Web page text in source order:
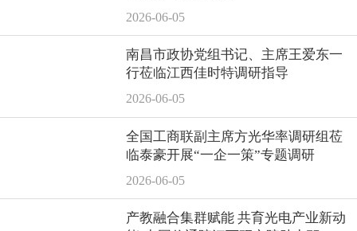
2026-06-05
南昌市政协党组书记、主席王爱东一
行莅临江西佳时特调研指导
2026-06-05
全国工商联副主席方光华率调研组莅
临泰豪开展“一企一策”专题调研
2026-06-05
产教融合集群赋能 共育光电产业新动